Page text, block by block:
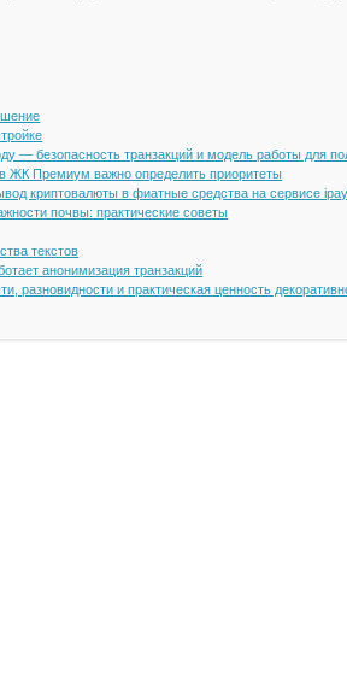
— безопасность транзакций и модель работы для
ЖК Премиум важно определить приоритеты
криптовалюты в фиатные средства на сервисе
почвы: практические советы
текстов
анонимизация транзакций
разновидности и практическая ценность